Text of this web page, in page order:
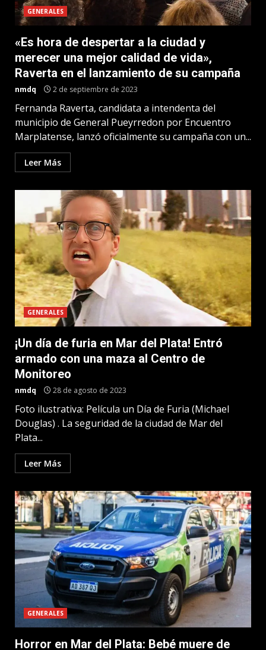
GENERALES
«Es hora de despertar a la ciudad y
merecer una mejor calidad de vida»,
Raverta en el lanzamiento de su campaña
nmdq 2 de septiembre de 2023
Fernanda Raverta, candidata a intendenta del
municipio de General Pueyrredon por Encuentro
Marplatense, lanzó oficialmente su campaña con un...
Leer Más
GENERALES
¡Un día de furia en Mar del Plata! Entró
armado con una maza al Centro de
Monitoreo
nmdq 28 de agosto de 2023
Foto ilustrativa: Película un Día de Furia (Michael
Douglas) . La seguridad de la ciudad de Mar del
Plata...
Leer Más
GENERALES
Horror en Mar del Plata: Bebé muere de